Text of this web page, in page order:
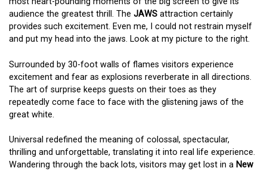
audience the greatest thrill. The JAWS attraction certainly
provides such excitement. Even me, I could not restrain myself
and put my head into the jaws. Look at my picture to the right.
Surrounded by 30-foot walls of flames visitors experience
excitement and fear as explosions reverberate in all directions.
The art of surprise keeps guests on their toes as they
repeatedly come face to face with the glistening jaws of the
great white.
Universal redefined the meaning of colossal, spectacular,
thrilling and unforgettable, translating it into real life experience.
Wandering through the back lots, visitors may get lost in a New